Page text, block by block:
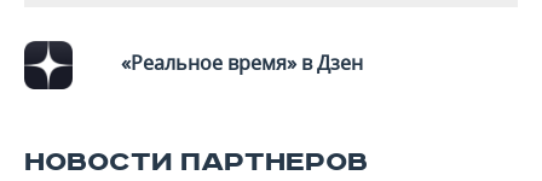
«Реальное время» в Дзен
НОВОСТИ ПАРТНЕРОВ